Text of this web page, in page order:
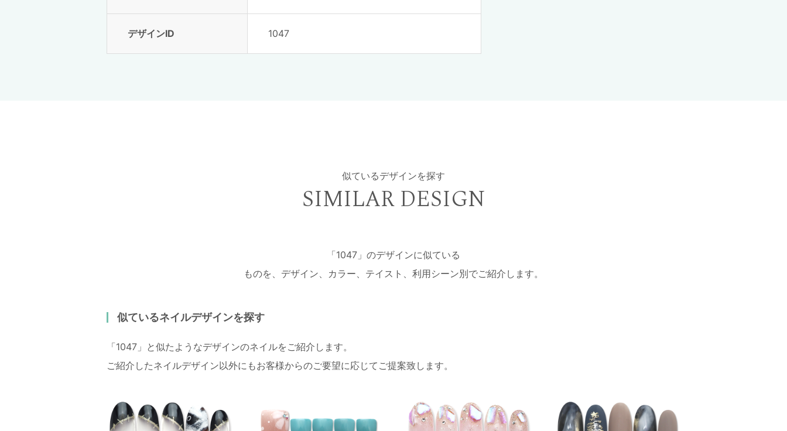
デザインID 1047
似ているデザインを探す
SIMILAR DESIGN
「1047」のデザインに似ている
ものを、デザイン、カラー、テイスト、利用シーン別でご紹介します。
似ているネイルデザインを探す
「1047」と似たようなデザインのネイルをご紹介します。
ご紹介したネイルデザイン以外にもお客様からのご要望に応じてご提案致します。